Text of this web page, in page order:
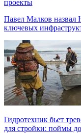
проекты
Павел Малков
ключевых
Гидротехник бьет
для стройки: поймы